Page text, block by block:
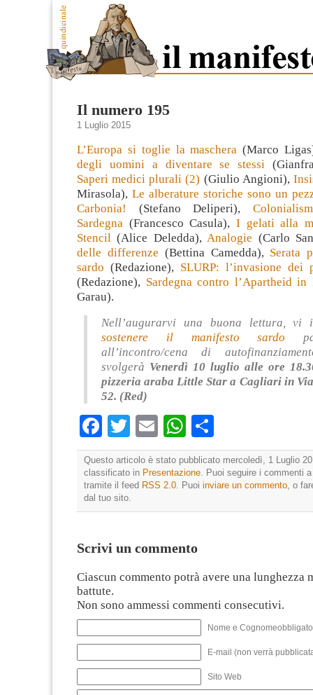
Il numero 195
1 Luglio 2015
L’Europa si toglie la maschera (Marco
degli uomini a diventare se stessi
Saperi medici plurali (2) (Giulio Angioni),
Mirasola), Le alberature storiche sono un
Carbonia!
(Stefano Deliperi),
Sardegna (Francesco Casula), I gelati alla
Stencil (Alice Deledda),Analogie (Carlo
delle differenze (Bettina Camedda), Serata
sardo (Redazione), SLURP: l’invasione
(Redazione), Sardegna contro l’Apartheid in
Garau).
Nell’augurarvi una buona lettura, vi
sostenere il manifesto sardo
all’incontro/cena di
svolgerà Venerdì 10 luglio alle ore
pizzeria araba Little Star a Cagliari in
52. (Red)
Facebook
TwitterEmailWhatsApp
Questo articolo è stato pubblicato mercoledì, 1 Luglio
classificato in Presentazione . Puoi seguire i commenti
tramite il feed RSS 2.0 . Puoi inviare un commento , o
dal tuo sito.
Scrivi un commento
Ciascun commento potrà avere una lunghezza
battute.
Non sono ammessi commenti consecutivi.
Nome e
E-mail (non verrà
Sito Web